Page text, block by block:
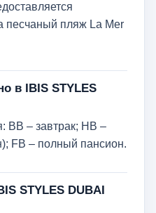
песчаный пляж La Mer
в IBIS STYLES
BB – завтрак; HB –
FB – полный пансион.
STYLES DUBAI